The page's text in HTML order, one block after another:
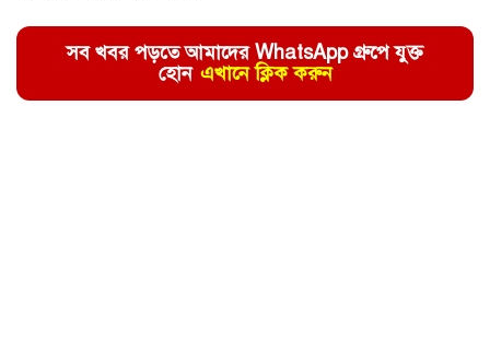
সব খবর পড়তে আমাদের WhatsApp গ্রুপে যুক্ত
হোন এখানে ক্লিক করুন